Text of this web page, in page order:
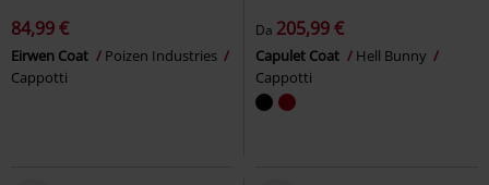
84,99 €
Eirwen Coat
Poizen Industries
Cappotti
Da 205,99 €
Capulet Coat
Hell Bunny
Cappotti